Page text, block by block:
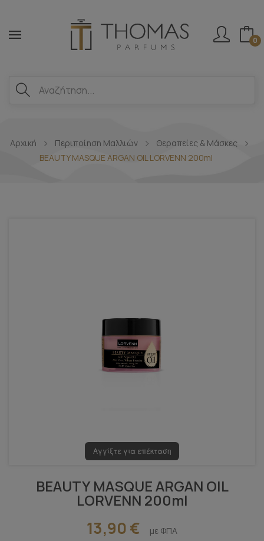
0
Αρχική Περιποίηση Μαλλιών
Θεραπείες & Μάσκες
BEAUTY MASQUE ARGAN OIL LORVENN 200ml
Αγγίξτε για επέκταση
BEAUTY MASQUE ARGAN OIL
LORVENN 200ml
13,90 € με ΦΠΑ